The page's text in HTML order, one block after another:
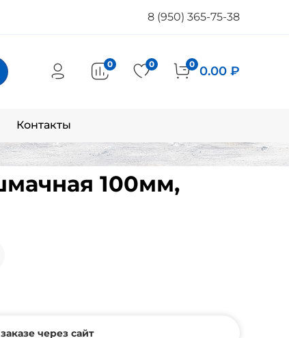
8 (950) 365-75-38
Контакты
0 0 0 0.00 ₽
100мм,
через сайт